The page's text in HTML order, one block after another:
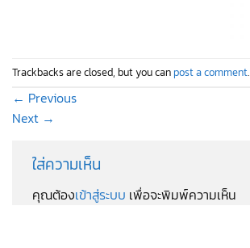
Trackbacks are closed, but you can post a comment.
← Previous
Next →
ใส่ความเห็น
คุณต้องเข้าสู่ระบบ เพื่อจะพิมพ์ความเห็น